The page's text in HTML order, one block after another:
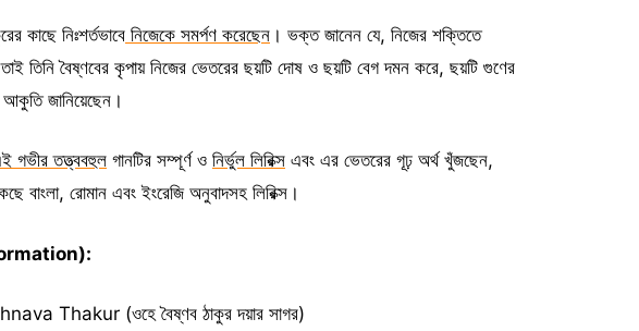
কাছে নিঃশর্তভাবে নিজেকে সমর্পণ করেছেন । ভক্ত জানেন যে, নিজের শক্তিতে
তিনি বৈষ্ণবের কৃপায় নিজের ভেতরের ছয়টি দোষ ও ছয়টি বেগ দমন করে, ছয়টি গুণের
আকুতি জানিয়েছেন।
গভীর তত্ত্ববহুল গানটির সম্পূর্ণ ও নির্ভুল লিরিক্স এবং এর ভেতরের গূঢ় অর্থ খুঁজছেন,
রোমান এবং ইংরেজি অনুবাদসহ লিরিক্স।
Thakur (ওহে বৈষ্ণব ঠাকুর দয়ার সাগর)